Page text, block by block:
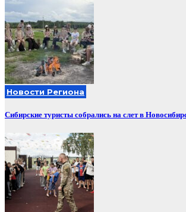
Новости Региона
Сибирские туристы собрались на слет в